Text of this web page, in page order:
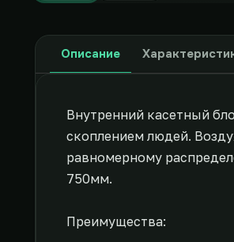
Описание
Внутренний касетный
скоплением людей.
равномерному
750мм.
Преимущества: